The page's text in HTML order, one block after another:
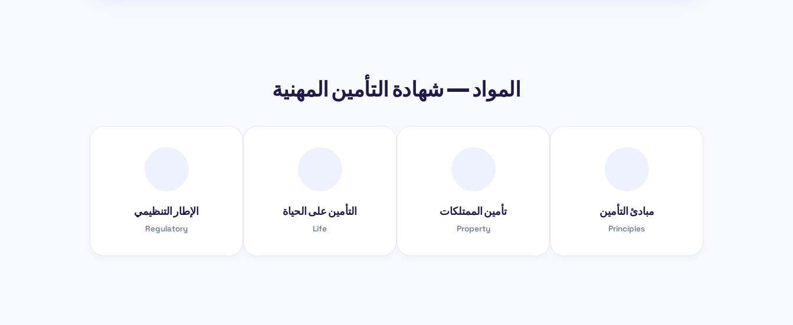
المواد — شهادة التأمين المهنية
مبادئ التأمين
Principles
تأمين الممتلكات
Property
التأمين على الحياة
Life
الإطار التنظيمي
Regulatory